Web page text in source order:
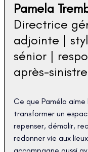
Pamela
Directrice
adjointe |
sénior |
après-sinistre
Ce que Paméla aime
transformer un
repenser, démolir,
redonner vie aux